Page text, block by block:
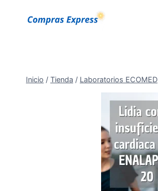
Inicio / Tienda / Laboratorios ECOMED